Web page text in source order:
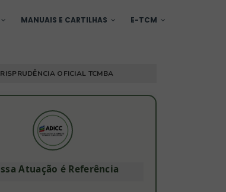
MANUAIS E CARTILHAS E-TCM
OFICIAL TCMBA
Atuação é Referência